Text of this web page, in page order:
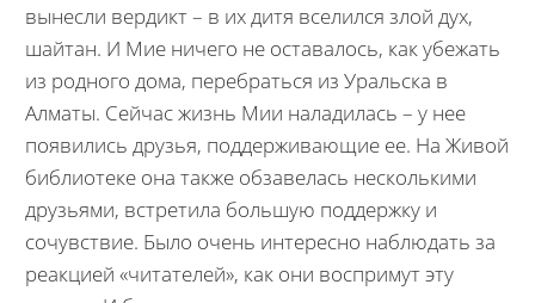
вынесли вердикт – в их дитя вселился злой дух,
шайтан. И Мие ничего не оставалось, как убежать
из родного дома, перебраться из Уральска в
Алматы. Сейчас жизнь Мии наладилась – у нее
появились друзья, поддерживающие ее. На Живой
библиотеке она также обзавелась несколькими
друзьями, встретила большую поддержку и
сочувствие. Было очень интересно наблюдать за
реакцией «читателей», как они воспримут эту